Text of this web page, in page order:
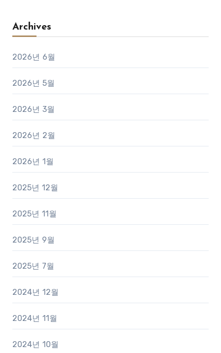
Archives
2026년 6월
2026년 5월
2026년 3월
2026년 2월
2026년 1월
2025년 12월
2025년 11월
2025년 9월
2025년 7월
2024년 12월
2024년 11월
2024년 10월